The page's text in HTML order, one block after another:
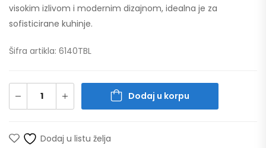
visokim izlivom i modernim dizajnom, idealna je za
sofisticirane kuhinje.
Šifra artikla: 6140TBL
Dodaj u korpu
Dodaj u listu želja